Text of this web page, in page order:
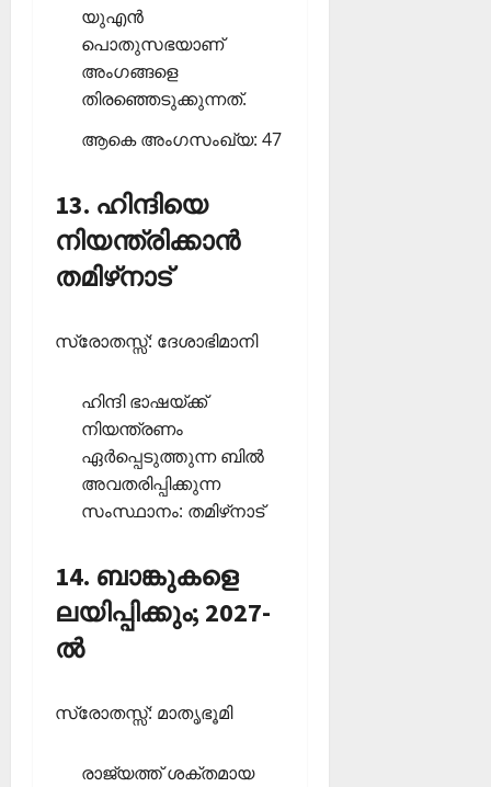
യുഎന്‍
പൊതുസഭയാണ്
അംഗങ്ങളെ
തിരഞ്ഞെടുക്കുന്നത്.
ആകെ അംഗസംഖ്യ: 47
13. ഹിന്ദിയെ
നിയന്ത്രിക്കാന്‍
തമിഴ്‌നാട്
സ്രോതസ്സ്: ദേശാഭിമാനി
ഹിന്ദി ഭാഷയ്ക്ക്
നിയന്ത്രണം
ഏര്‍പ്പെടുത്തുന്ന ബില്‍
അവതരിപ്പിക്കുന്ന
സംസ്ഥാനം: തമിഴ്‌നാട്‌
14. ബാങ്കുകളെ
ലയിപ്പിക്കും; 2027-
ല്‍
സ്രോതസ്സ്: മാതൃഭൂമി
രാജ്യത്ത് ശക്തമായ